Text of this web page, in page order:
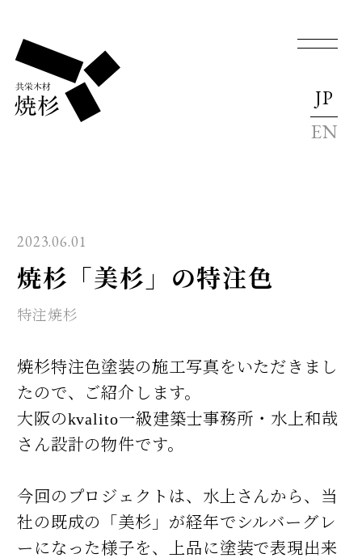
JP
EN
2023.06.01
焼杉「美杉」の特注色
特注焼杉
焼杉特注色塗装の施工写真をいただきまし
たので、ご紹介します。
大阪のkvalito一級建築士事務所・水上和哉
さん設計の物件です。
今回のプロジェクトは、水上さんから、当
社の既成の「美杉」が経年でシルバーグレ
ーになった様子を、上品に塗装で表現出来